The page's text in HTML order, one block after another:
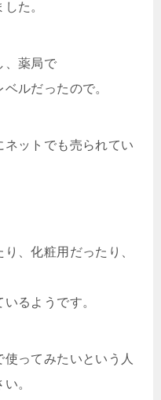
た。
、薬局で
ルだったので。
ネットでも売られてい
、化粧用だったり、
るようです。
ってみたいという人
。